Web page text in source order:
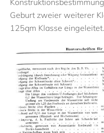
Geburt zweier weiterer
125qm Klasse eingeleitet.